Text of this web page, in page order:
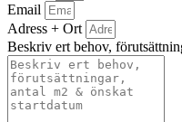
Email
Adress + Ort
Beskriv ert behov,